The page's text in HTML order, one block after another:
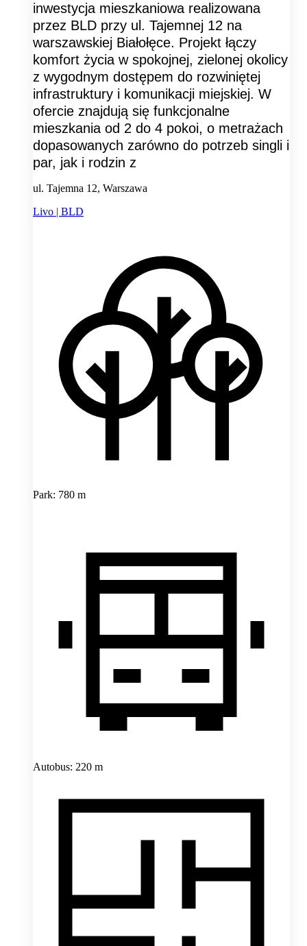
inwestycja mieszkaniowa realizowana
przez BLD przy ul. Tajemnej 12 na
warszawskiej Białołęce. Projekt łączy
komfort życia w spokojnej, zielonej okolicy
z wygodnym dostępem do rozwiniętej
infrastruktury i komunikacji miejskiej. W
ofercie znajdują się funkcjonalne
mieszkania od 2 do 4 pokoi, o metrażach
dopasowanych zarówno do potrzeb singli i
par, jak i rodzin z
ul. Tajemna 12, Warszawa
Livo | BLD
Park: 780 m
Autobus: 220 m